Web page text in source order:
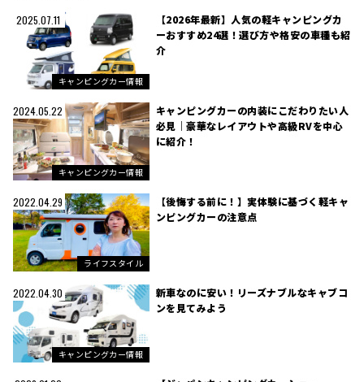
2025.07.11
キャンピングカー情報
【2026年最新】人気の軽キャンピングカ
ーおすすめ24選！選び方や格安の車種も紹
介
2024.05.22
キャンピングカー情報
キャンピングカーの内装にこだわりたい人
必見｜豪華なレイアウトや高級RVを中心
に紹介！
2022.04.29
ライフスタイル
【後悔する前に！】実体験に基づく軽キャ
ンピングカーの注意点
2022.04.30
キャンピングカー情報
新車なのに安い！リーズナブルなキャブコ
ンを見てみよう